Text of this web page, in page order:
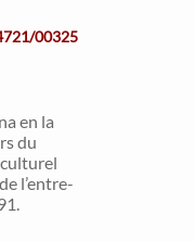
00325
en la
du
l’entre-